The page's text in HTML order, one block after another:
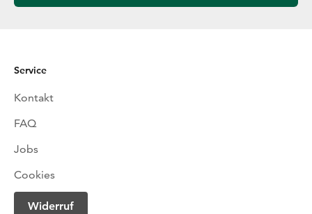
Service
Kontakt
FAQ
Jobs
Cookies
Widerruf